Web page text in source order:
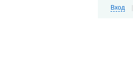
Вход